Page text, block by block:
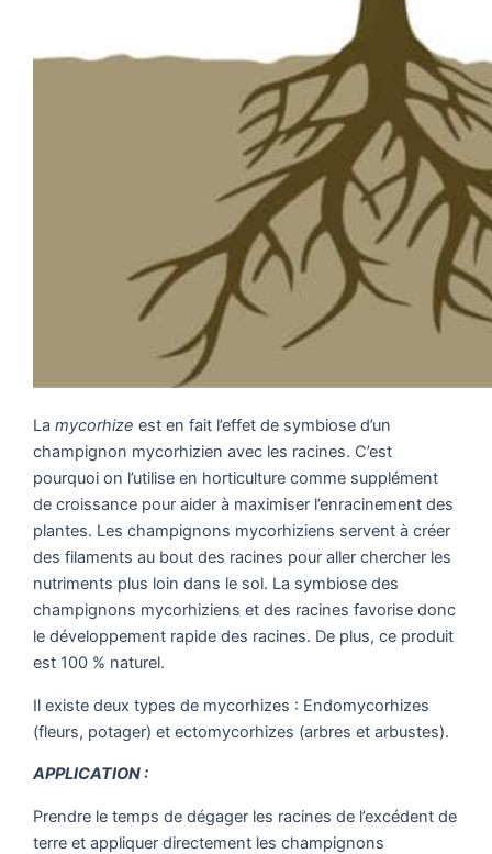
Lamycorhize est en fait l’effet de symbiose d’un
champignon mycorhizien avec les racines. C’est
pourquoi on l’utilise en horticulture comme supplément
de croissance pour aider à maximiser l’enracinement des
plantes. Les champignons mycorhiziens servent à créer
des filaments au bout des racines pour aller chercher les
nutriments plus loin dans le sol. La symbiose des
champignons mycorhiziens et des racines favorise donc
le développement rapide des racines. De plus, ce produit
est 100 % naturel.
Il existe deux types de mycorhizes : Endomycorhizes
(fleurs, potager) et ectomycorhizes (arbres et arbustes).
APPLICATION :
Prendre le temps de dégager les racines de l’excédent de
terre et appliquer directement les champignons